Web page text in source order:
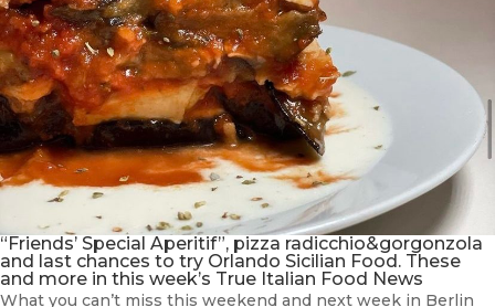
“Friends’ Special Aperitif”, pizza radicchio&gorgonzola
and last chances to try Orlando Sicilian Food. These
and more in this week’s True Italian Food News
What you can’t miss this weekend and next week in Berlin